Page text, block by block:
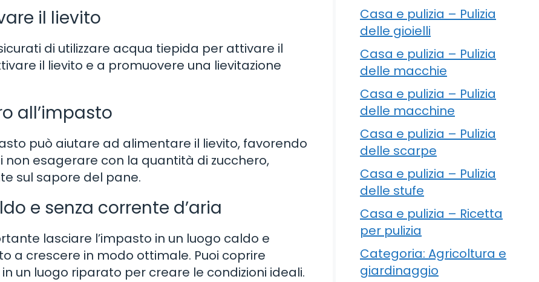
il lievito
di utilizzare acqua tiepida per attivare il
il lievito e a promuovere una lievitazione
all’impasto
può aiutare ad alimentare il lievito, favorendo
non esagerare con la quantità di zucchero,
sul sapore del pane.
e senza corrente d’aria
lasciare l’impasto in un luogo caldo e
a crescere in modo ottimale. Puoi coprire
un luogo riparato per creare le condizioni ideali.
Casa e pulizia – Pulizia
delle gioielli
Casa e pulizia – Pulizia
delle macchie
Casa e pulizia – Pulizia
delle macchine
Casa e pulizia – Pulizia
delle scarpe
Casa e pulizia – Pulizia
delle stufe
Casa e pulizia – Ricetta
per pulizia
Categoria: Agricoltura e
giardinaggio